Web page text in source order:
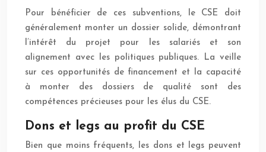
Pour bénéficier de ces subventions, le CSE doit
généralement monter un dossier solide, démontrant
l’intérêt du projet pour les salariés et son
alignement avec les politiques publiques. La veille
sur ces opportunités de financement et la capacité
à monter des dossiers de qualité sont des
compétences précieuses pour les élus du CSE.
Dons et legs au profit du CSE
Bien que moins fréquents, les dons et legs peuvent